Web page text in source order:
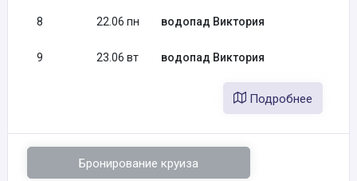
8 22.06 пн водопад Виктория
9 23.06 вт водопад Виктория
Подробнее
Бронирование круиза